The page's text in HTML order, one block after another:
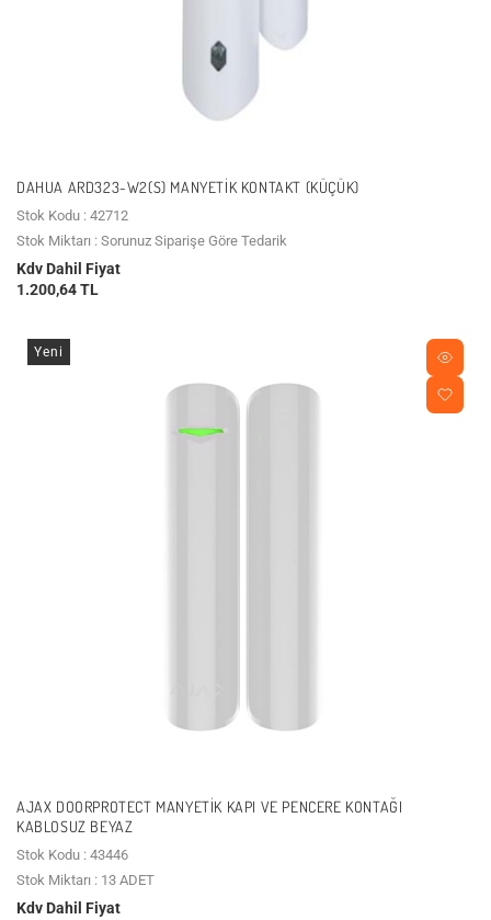
DAHUA ARD323-W2(S) MANYETIK KONTAKT (KÜÇÜK)
Stok Kodu : 42712
Stok Miktarı : Sorunuz Siparişe Göre Tedarik
Kdv Dahil Fiyat
1.200,64 TL
Yeni
AJAX DOORPROTECT MANYETIK KAPI VE PENCERE KONTAĞI
KABLOSUZ BEYAZ
Stok Kodu : 43446
Stok Miktarı : 13 ADET
Kdv Dahil Fiyat